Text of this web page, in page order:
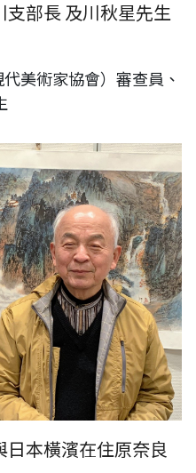
部長 及川秋星先生
美術家協會）審查員、
日本橫濱在住原奈良